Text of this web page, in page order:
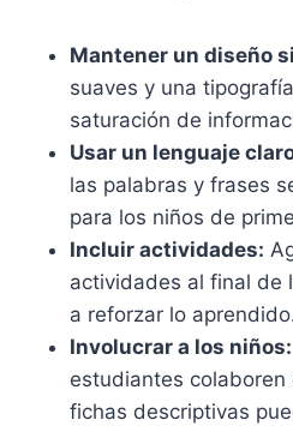
Mantener un diseño
suaves y una
saturación de
Usar un lenguaje
las palabras y frases
para los niños de
Incluir actividades:
actividades al final de
a reforzar lo
Involucrar a los niños:
estudiantes colaboren
fichas descriptivas